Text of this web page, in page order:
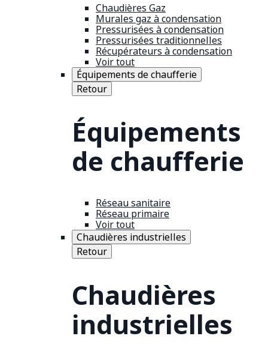
Chaudières Gaz
Murales gaz à condensation
Pressurisées à condensation
Pressurisées traditionnelles
Récupérateurs à condensation
Voir tout
Équipements de chaufferie
Retour
Équipements
de chaufferie
Réseau sanitaire
Réseau primaire
Voir tout
Chaudières industrielles
Retour
Chaudières
industrielles